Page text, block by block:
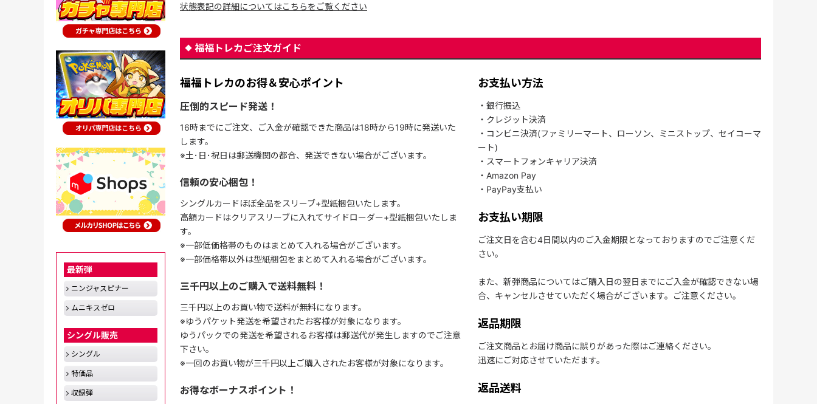
状態表記の詳細についてはこちらをご覧ください
福福トレカご注文ガイド
福福トレカのお得＆安心ポイント
圧倒的スピード発送！
16時までにご注文、ご入金が確認できた商品は18時から19時に発送いた
します。
※土･日･祝日は郵送機関の都合、発送できない場合がございます。
信頼の安心梱包！
シングルカードほぼ全品をスリーブ+型紙梱包いたします。
高額カードはクリアスリーブに入れてサイドローダー+型紙梱包いたしま
す。
※一部低価格帯のものはまとめて入れる場合がございます。
※一部価格帯以外は型紙梱包をまとめて入れる場合がございます。
三千円以上のご購入で送料無料！
三千円以上のお買い物で送料が無料になります。
※ゆうパケット発送を希望されたお客様が対象になります。
ゆうパックでの発送を希望されるお客様は郵送代が発生しますのでご注意
下さい。
※一回のお買い物が三千円以上ご購入されたお客様が対象になります。
お得なボーナスポイント！
お支払い方法
・銀行振込
・クレジット決済
・コンビニ決済(ファミリーマート、ローソン、ミニストップ、セイコーマ
ート)
・スマートフォンキャリア決済
・Amazon Pay
・PayPay支払い
お支払い期限
ご注文日を含む4日間以内のご入金期限となっておりますのでご注意くだ
さい。
また、新弾商品についてはご購入日の翌日までにご入金が確認できない場
合、キャンセルさせていただく場合がございます。ご注意ください。
返品期限
ご注文商品とお届け商品に誤りがあった際はご連絡ください。
迅速にご対応させていただます。
返品送料
最新弾
ニンジャスピナー
ムニキスゼロ
シングル販売
シングル
特価品
収録弾